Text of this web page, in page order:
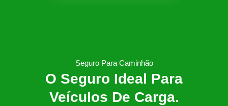
Seguro Para Caminhão
O Seguro Ideal Para
Veículos De Carga.